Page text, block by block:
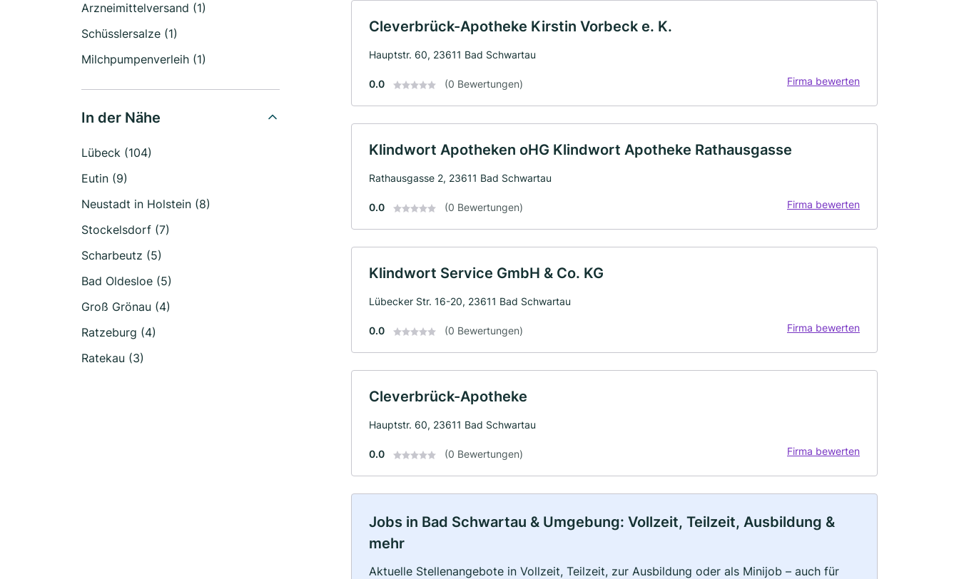
Arzneimittelversand (1)
Schüsslersalze (1)
Milchpumpenverleih (1)
In der Nähe
Lübeck (104)
Eutin (9)
Neustadt in Holstein (8)
Stockelsdorf (7)
Scharbeutz (5)
Bad Oldesloe (5)
Groß Grönau (4)
Ratzeburg (4)
Ratekau (3)
Cleverbrück-Apotheke Kirstin Vorbeck e. K.
Hauptstr. 60, 23611 Bad Schwartau
0.0 (0 Bewertungen) Firma bewerten
Klindwort Apotheken oHG Klindwort Apotheke Rathausgasse
Rathausgasse 2, 23611 Bad Schwartau
0.0 (0 Bewertungen) Firma bewerten
Klindwort Service GmbH & Co. KG
Lübecker Str. 16-20, 23611 Bad Schwartau
0.0 (0 Bewertungen) Firma bewerten
Cleverbrück-Apotheke
Hauptstr. 60, 23611 Bad Schwartau
0.0 (0 Bewertungen) Firma bewerten
Jobs in Bad Schwartau & Umgebung: Vollzeit, Teilzeit, Ausbildung &
mehr
Aktuelle Stellenangebote in Vollzeit, Teilzeit, zur Ausbildung oder als Minijob – auch für